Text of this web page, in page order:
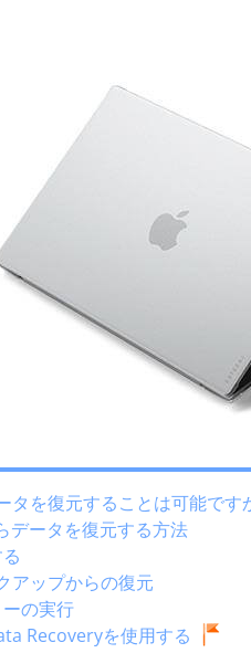
タを復元することは可能です
データを復元する方法
アップからの復元
の実行
Recoveryを使用する